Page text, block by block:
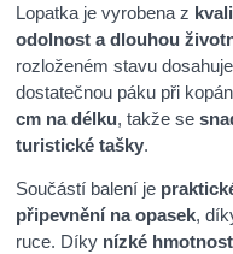
Lopatka je vyrobena z
odolnost a dlouhou
rozloženém stavu
dostatečnou páku při
cm na délku, takže se
turistické tašky.
Součástí balení je
připevnění na opasek,
ruce. Díky nízké